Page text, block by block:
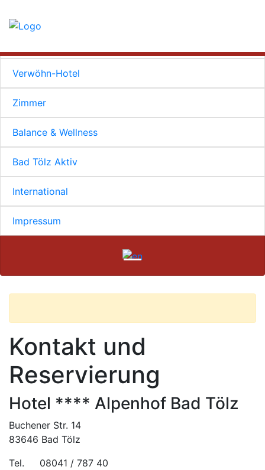
Verwöhn-Hotel
Zimmer
Balance & Wellness
Bad Tölz Aktiv
International
Impressum
Kontakt und
Reservierung
Hotel **** Alpenhof Bad Tölz
Buchener Str. 14
83646 Bad Tölz
Tel.
08041 / 787 40